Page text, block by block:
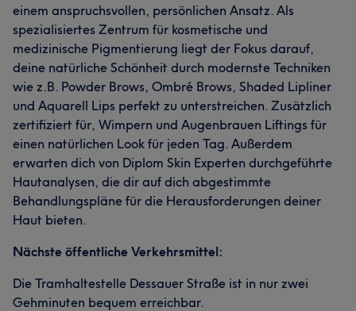
einem anspruchsvollen, persönlichen Ansatz. Als
spezialisiertes Zentrum für kosmetische und
medizinische Pigmentierung liegt der Fokus darauf,
deine natürliche Schönheit durch modernste Techniken
wie z.B. Powder Brows, Ombré Brows, Shaded Lipliner
und Aquarell Lips perfekt zu unterstreichen. Zusätzlich
zertifiziert für, Wimpern und Augenbrauen Liftings für
einen natürlichen Look für jeden Tag. Außerdem
erwarten dich von Diplom Skin Experten durchgeführte
Hautanalysen, die dir auf dich abgestimmte
Behandlungspläne für die Herausforderungen deiner
Haut bieten.
Nächste öffentliche Verkehrsmittel:
Die Tramhaltestelle Dessauer Straße ist in nur zwei
Gehminuten bequem erreichbar.